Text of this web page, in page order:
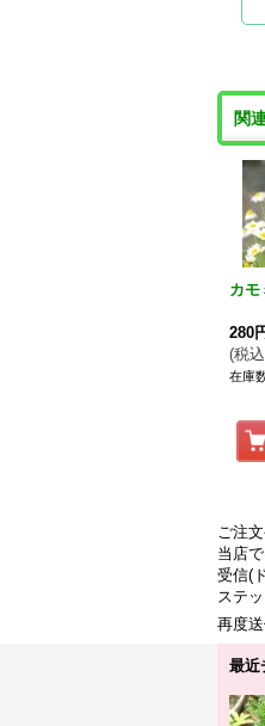
関
カ
280
(税込
在庫
ご注
当店
受信(
ステ
再度
最近